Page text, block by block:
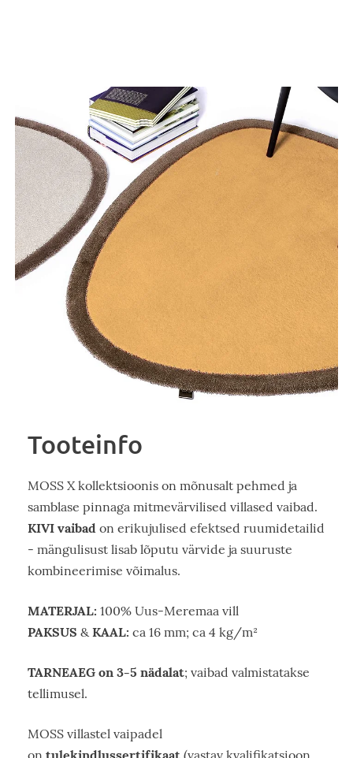
Tooteinfo
MOSS X kollektsioonis on mõnusalt pehmed ja
samblase pinnaga mitmevärvilised villased vaibad.
KIVI vaibad on erikujulised efektsed ruumidetailid
- mängulisust lisab lõputu värvide ja suuruste
kombineerimise võimalus.
MATERJAL: 100% Uus-Meremaa vill
PAKSUS &KAAL: ca 16 mm; ca 4 kg/m²
TARNEAEG on 3-5 nädalat; vaibad valmistatakse
tellimusel.
MOSS villastel vaipadel